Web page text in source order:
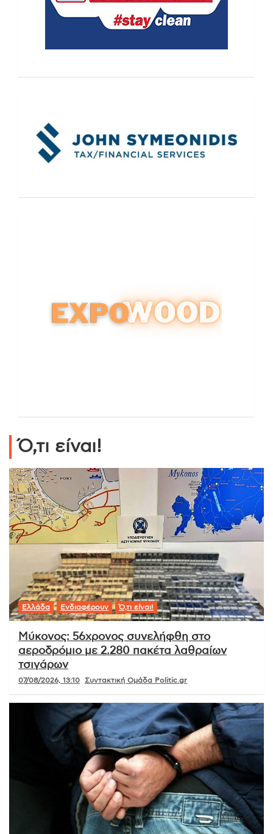
Ό,τι είναι!
Ελλάδα Ενδιαφέρουν Ό,τι είναι!
Μύκονος: 56χρονος συνελήφθη στο
αεροδρόμιο με 2.280 πακέτα λαθραίων
τσιγάρων
07/08/2026, 13:10 Συντακτική Ομάδα Politic.gr